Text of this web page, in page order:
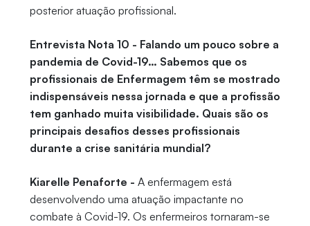
posterior atuação profissional.
Entrevista Nota 10 - Falando um pouco sobre a
pandemia de Covid-19… Sabemos que os
profissionais de Enfermagem têm se mostrado
indispensáveis nessa jornada e que a profissão
tem ganhado muita visibilidade. Quais são os
principais desafios desses profissionais
durante a crise sanitária mundial?
Kiarelle Penaforte - A enfermagem está
desenvolvendo uma atuação impactante no
combate à Covid-19. Os enfermeiros tornaram-se